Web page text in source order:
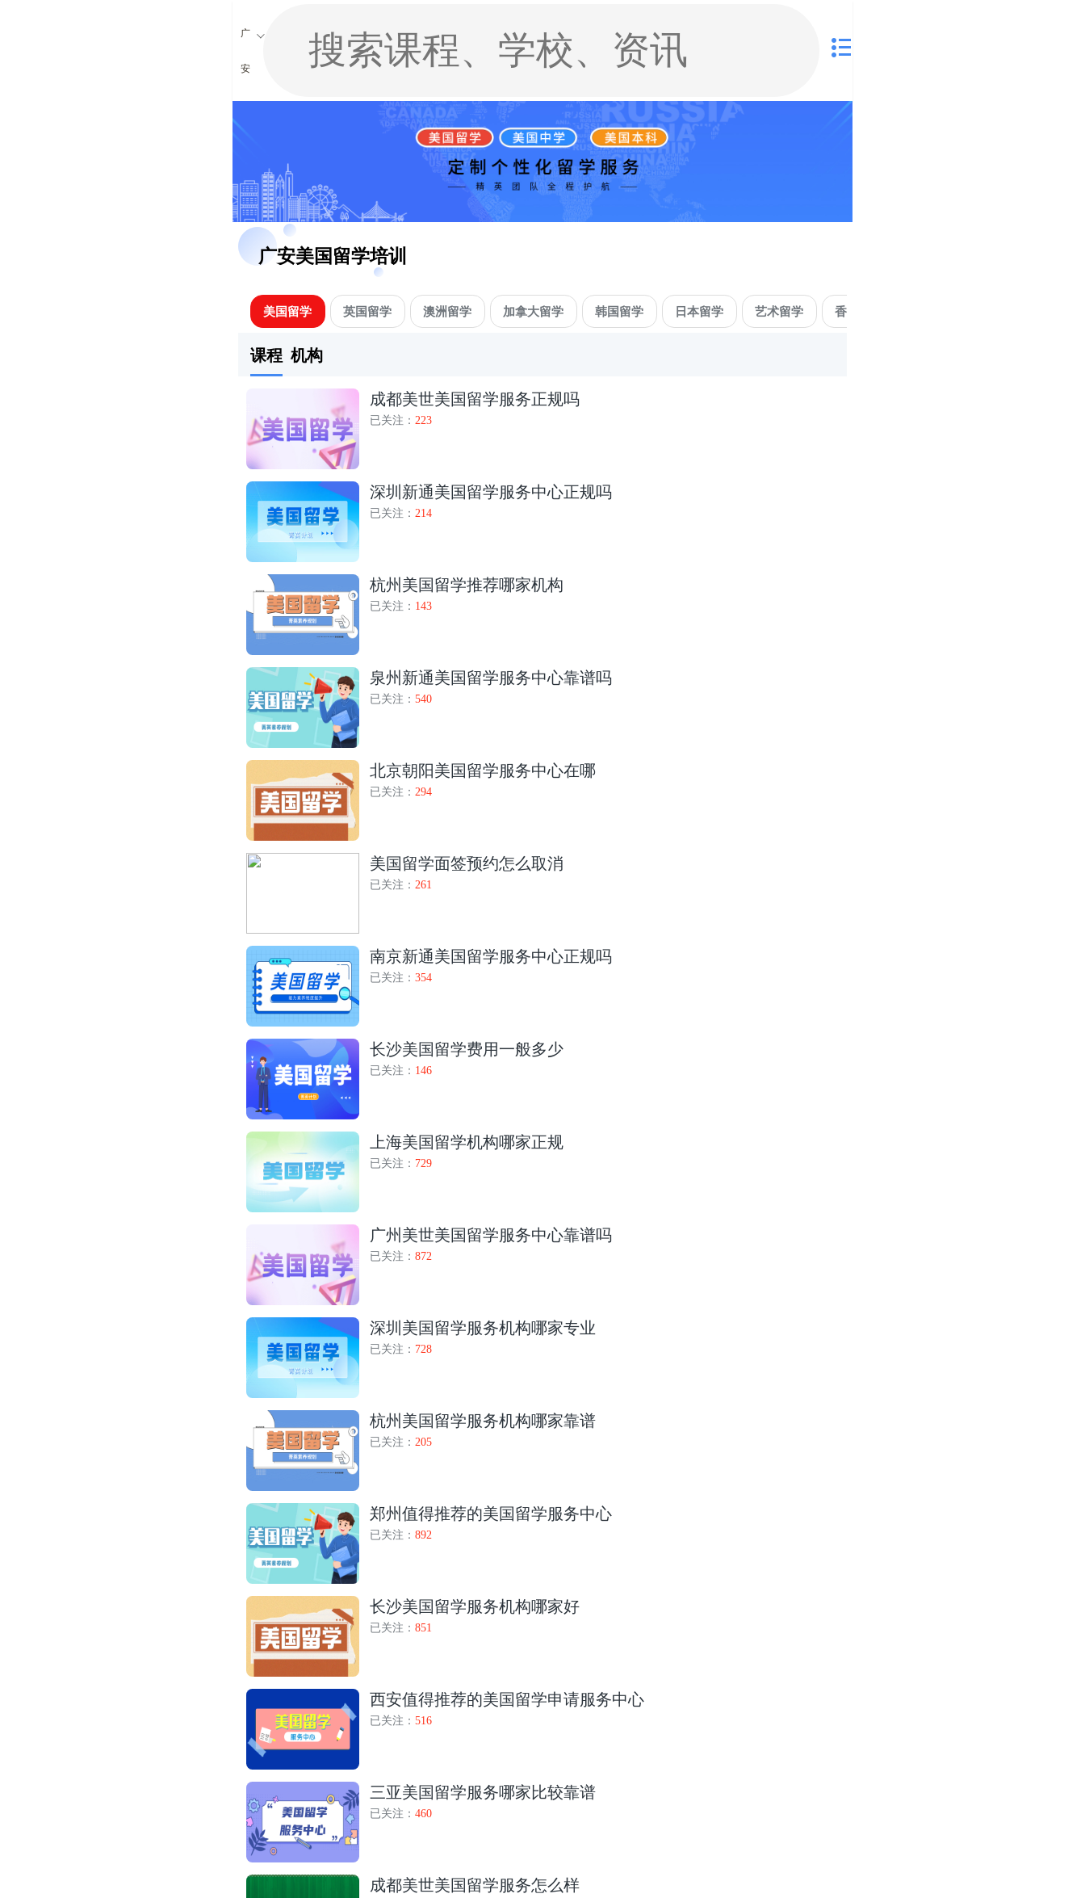
广
安
广安美国留学培训
美国留学 英国留学 澳洲留学 加拿大留学 韩国留学 日本留学 艺术留学 香港升学
课程 机构
成都美世美国留学服务正规吗
已关注： 223
深圳新通美国留学服务中心正规吗
已关注： 214
杭州美国留学推荐哪家机构
已关注： 143
泉州新通美国留学服务中心靠谱吗
已关注： 540
北京朝阳美国留学服务中心在哪
已关注： 294
美国留学面签预约怎么取消
已关注： 261
南京新通美国留学服务中心正规吗
已关注： 354
长沙美国留学费用一般多少
已关注： 146
上海美国留学机构哪家正规
已关注： 729
广州美世美国留学服务中心靠谱吗
已关注： 872
深圳美国留学服务机构哪家专业
已关注： 728
杭州美国留学服务机构哪家靠谱
已关注： 205
郑州值得推荐的美国留学服务中心
已关注： 892
长沙美国留学服务机构哪家好
已关注： 851
西安值得推荐的美国留学申请服务中心
已关注： 516
三亚美国留学服务哪家比较靠谱
已关注： 460
成都美世美国留学服务怎么样